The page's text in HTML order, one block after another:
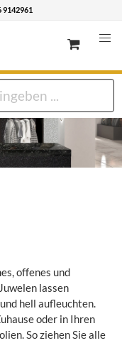
9142961
offenes und
lassen
hell aufleuchten.
oder in Ihren
So ziehen Sie alle